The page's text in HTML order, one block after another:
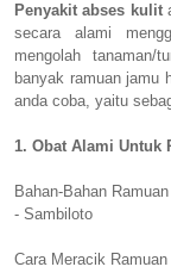
Penyakit abses kulit
secara alami
mengolah
banyak ramuan jamu
anda coba, yaitu
1. Obat Alami Untuk
Bahan-Bahan
- Sambiloto
Cara Meracik Ramuan